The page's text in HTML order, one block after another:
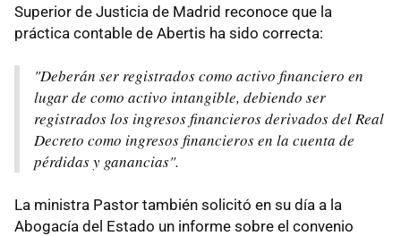
Superior de Justicia de Madrid reconoce que la
práctica contable de Abertis ha sido correcta:
"Deberán ser registrados como activo financiero en
lugar de como activo intangible, debiendo ser
registrados los ingresos financieros derivados del Real
Decreto como ingresos financieros en la cuenta de
pérdidas y ganancias".
La ministra Pastor también solicitó en su día a la
Abogacía del Estado un informe sobre el convenio